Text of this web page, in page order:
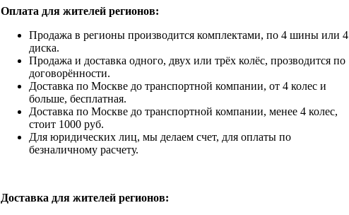
Оплата для жителей регионов:
Продажа в регионы производится комплектами, по 4 шины или 4
диска.
Продажа и доставка одного, двух или трёх колёс, прозводится по
договорённости.
Доставка по Москве до транспортной компании, от 4 колес и
больше, бесплатная.
Доставка по Москве до транспортной компании, менее 4 колес,
стоит 1000 руб.
Для юридических лиц, мы делаем счет, для оплаты по
безналичному расчету.
Доставка для жителей регионов: